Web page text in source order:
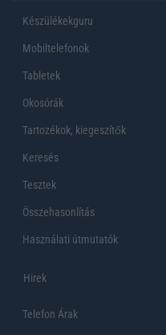
Készülékekguru
Mobiltelefonok
Tabletek
Okosórák
Tartozékok, kiegeszítők
Keresés
Tesztek
Összehasonlítás
Használati útmutatók
Hirek
Telefon Árak